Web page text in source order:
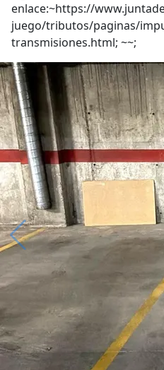
enlace:~https://
juego/tributos/paginas/
transmisiones.html; ~~;